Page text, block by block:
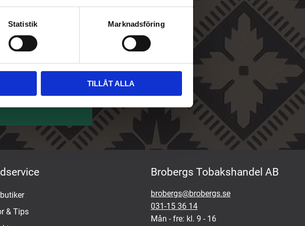
Statistik Marknadsföring
TILLÅT ALLA
& Tips
Brobergs Tobakshandel AB
brobergs@brobergs.se
031-15 36 14
Mån - fre: kl. 9 - 16